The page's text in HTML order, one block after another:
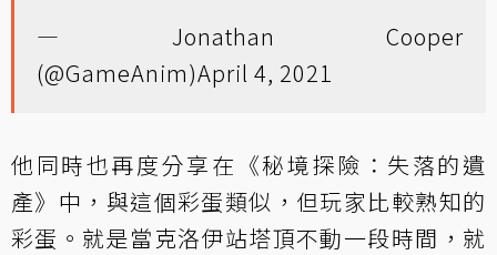
— Jonathan Cooper
(@GameAnim)April 4, 2021
他同時也再度分享在《秘境探險：失落的遺
產》中，與這個彩蛋類似，但玩家比較熟知的
彩蛋。就是當克洛伊站塔頂不動一段時間，就